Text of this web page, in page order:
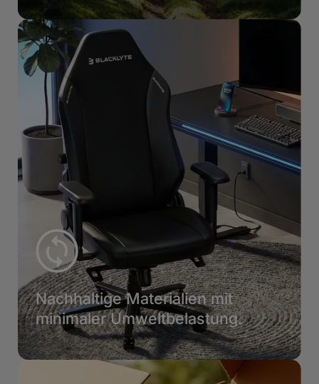
Nachhaltige Materialien mit
minimaler Umweltbelastung.